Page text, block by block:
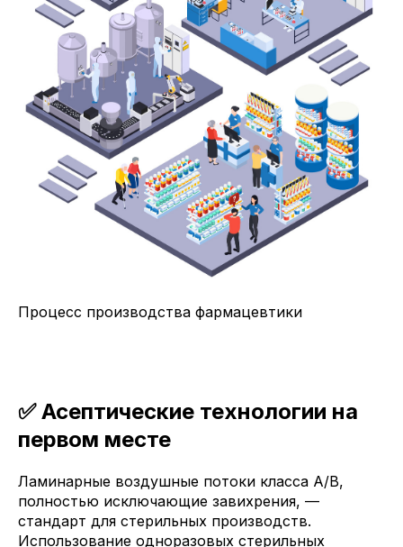
Процесс производства фармацевтики
✅ Асептические технологии на
первом месте
Ламинарные воздушные потоки класса A/B,
полностью исключающие завихрения, —
стандарт для стерильных производств.
Использование одноразовых стерильных